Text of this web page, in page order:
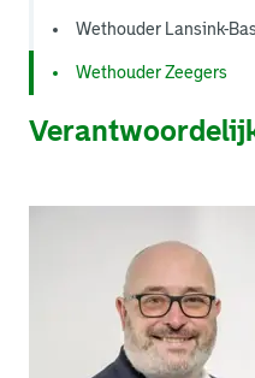
Wethouder Lansink-
Wethouder Zeegers